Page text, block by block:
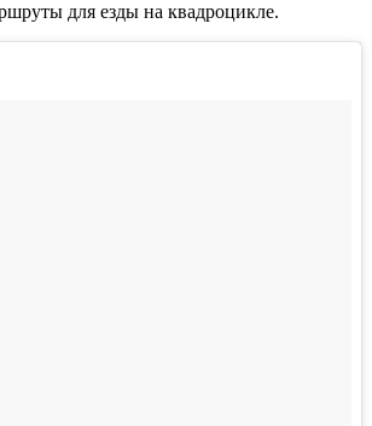
для езды на квадроцикле.